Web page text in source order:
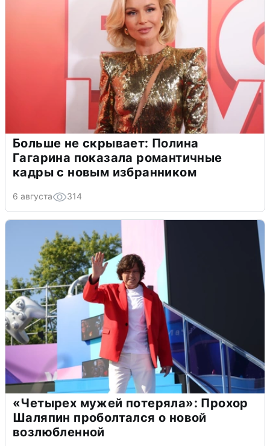
Больше не скрывает: Полина
Гагарина показала романтичные
кадры с новым избранником
6 августа 314
«Четырех мужей потеряла»: Прохор
Шаляпин проболтался о новой
возлюбленной